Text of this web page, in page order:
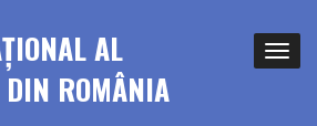
AL
ROMÂNIA